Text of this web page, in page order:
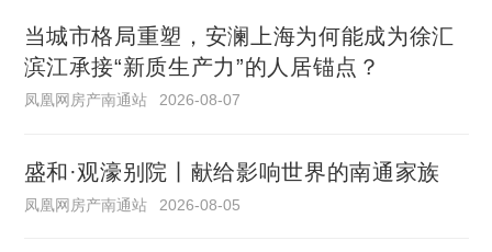
当城市格局重塑，安澜上海为何能成为徐汇
滨江承接“新质生产力”的人居锚点？
凤凰网房产南通站 2026-08-07
盛和·观濠别院丨献给影响世界的南通家族
凤凰网房产南通站 2026-08-05